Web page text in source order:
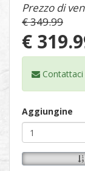
Prezzo di
€ 349.99
€
Aggiungine